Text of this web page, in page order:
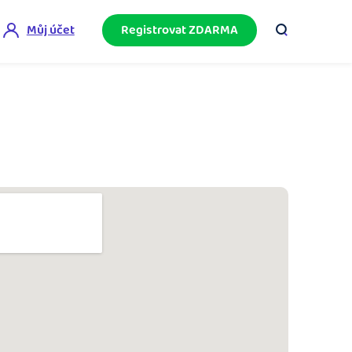
se komunity na fakturaci, daně či
Můj účet Registrovat ZDARMA